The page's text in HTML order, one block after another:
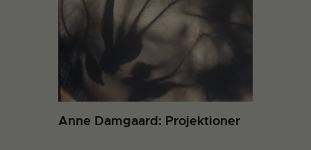
Anne Damgaard: Projektioner